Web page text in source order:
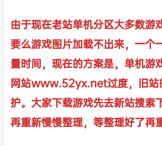
由于现在老站单机分区大多数游
要么游戏图片加载不出来，一个
量时间，现在的方案是，单机游
网站www.52yx.net过度，旧站
护。大家下载游戏先去新站搜索
再重新慢慢整理，等整理好了再